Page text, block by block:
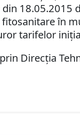
18.05.2015
în
tarifelor
Direcţia